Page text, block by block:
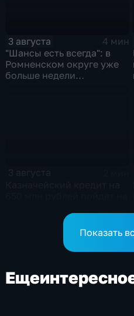
3 августа
4 мин
"Шансы есть всегда": в
Ромненском округе уже
больше недели
котельных в Свободном
Показать
Еще